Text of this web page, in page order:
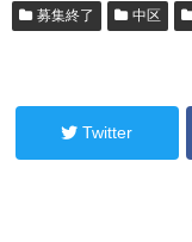
募集終了 中区
Twitter